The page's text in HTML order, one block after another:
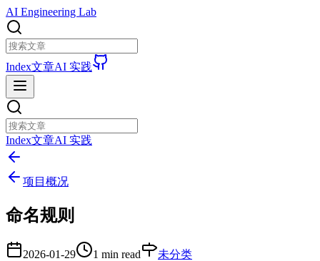
AI Engineering Lab
Index文章AI 实践
Index文章AI 实践
项目概况
命名规则
2026-01-29 1 min read
未分类